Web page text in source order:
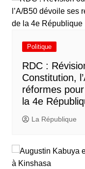
Politique
RDC :
Constitution,
réformes
la 4e
La République